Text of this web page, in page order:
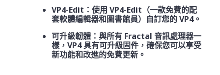
VP4-Edit：使用 VP4-Edit（一款免費的配
套軟體編輯器和圖書館員）自訂您的 VP4。
可升級韌體：與所有 Fractal 音訊處理器一
樣，VP4 具有可升級固件，確保您可以享受
新功能和改進的免費更新。